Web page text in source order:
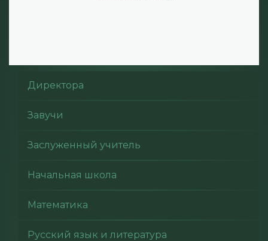
Директора
Завучи
Заслуженный учитель
Начальная школа
Математика
Русский язык и литература